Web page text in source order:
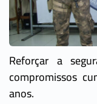
Reforçar a
compromissos
anos.